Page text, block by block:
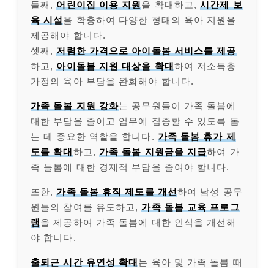
둘째, 어린이집 이용 지원 을 확대하고,시간제 보
육 시설 을 확충하여 다양한 형태의 육아 지원을
제공해야 합니다.
셋째, 저렴한 가격으로 아이돌봄 서비스를 제공
하고, 아이돌봄 지원 대상을 확대하여 저소득층
가정의 육아 부담을 완화해야 합니다.
가족 돌봄 지원 강화는 공무원들이 가족 돌봄에
대한 부담을 줄이고 업무에 집중할 수 있도록 돕
는 데 중요한 역할을 합니다. 가족 돌봄 휴가 제
도를 확대 하고, 가족 돌봄 지원금을 지급하여 가
족 돌봄에 대한 경제적 부담을 줄여야 합니다.
또한, 가족 돌봄 휴직 제도를 개선하여 남성 공무
원들의 참여를 유도하고, 가족 돌봄 교육 프로그
램 을 제공하여 가족 돌봄에 대한 인식을 개선해
야 합니다.
출퇴근 시간 유연성 확대 는 육아 및 가족 돌봄 때